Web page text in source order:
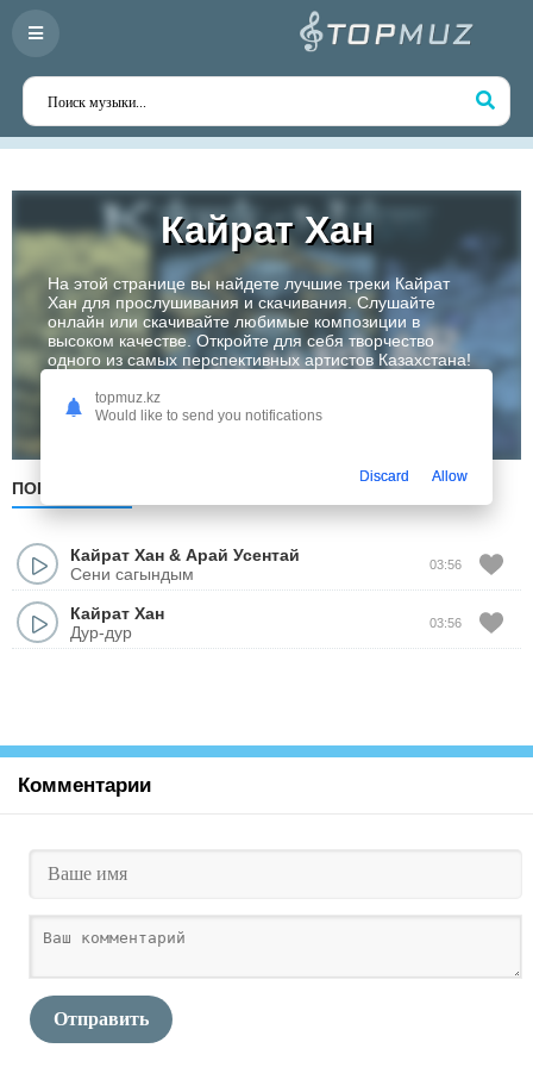
Кайрат Хан
На этой странице вы найдете лучшие треки Кайрат
Хан для прослушивания и скачивания. Слушайте
онлайн или скачивайте любимые композиции в
высоком качестве. Откройте для себя творчество
одного из самых перспективных артистов Казахстана!
Слушать
ПОПУЛЯРНЫЕ
Кайрат Хан & Арай Усентай
Сени сагындым
03:56
Кайрат Хан
Дур-дур
03:56
Комментарии
Отправить
topmuz.kz
Would like to send you notifications
Discard Allow